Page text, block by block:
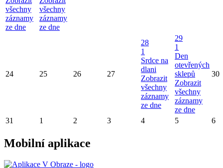
všechny
záznamy
ze dne
všechny
záznamy
ze dne
24 25 26 27
28
1
Srdce na
dlani
Zobrazit
všechny
záznamy
ze dne
29
1
Den
otevřených
sklepů
Zobrazit
všechny
záznamy
ze dne
30
31 1 2 3 4 5 6
Mobilní aplikace